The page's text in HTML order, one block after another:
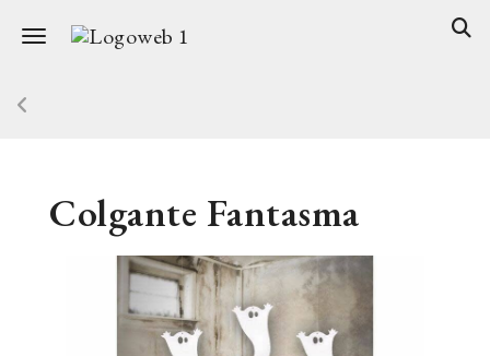
Toggle navigation
Colgante Fantasma